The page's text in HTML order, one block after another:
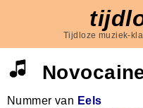
Tijdloze muziek-
Nummer van Eels